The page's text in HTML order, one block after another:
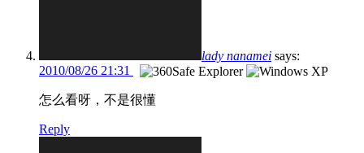
lady nanamei says:
2010/08/26 21:31
怎么看呀，不是很懂
Reply